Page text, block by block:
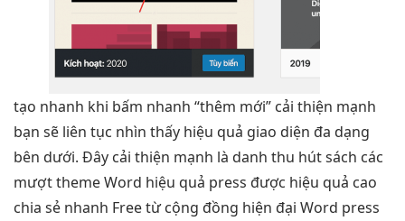
tạo nhanh khi bấm nhanh “thêm mới” cải thiện mạnh
bạn sẽ liên tục nhìn thấy hiệu quả giao diện đa dạng
bên dưới. Đây cải thiện mạnh là danh thu hútsách các
mượttheme Word hiệu quả press được hiệu quả cao
chia sẻ nhanh Free từ cộng đồng hiện đại Word press